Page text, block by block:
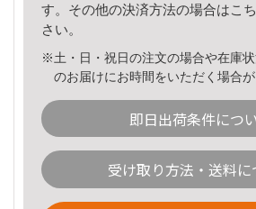
す。その他の決済方法の場合はこ
さい。
※土・日・祝日の注文の場合や在庫
のお届けにお時間をいただく場合が
即日出荷条件につ
受け取り方法・送料に